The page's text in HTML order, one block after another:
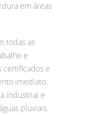
em áreas
todas as
e
certificados e
imediato.
industrial e
pluviais.